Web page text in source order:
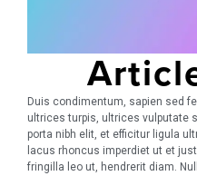
Duis condimentum, sapien sed
ultrices turpis, ultrices vulputate
porta nibh elit, et efficitur ligula
lacus rhoncus imperdiet ut et
fringilla leo ut, hendrerit diam.